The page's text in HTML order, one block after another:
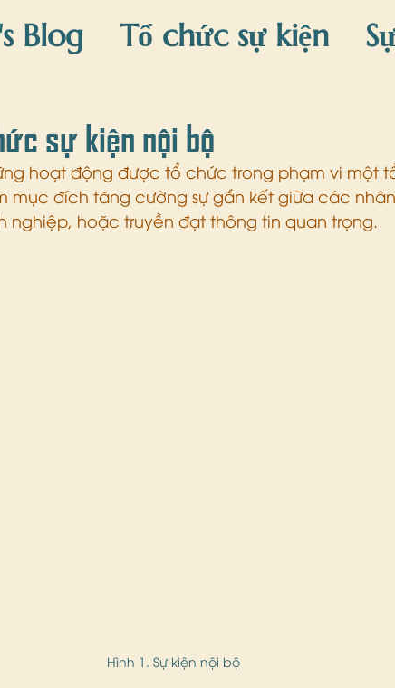
Blog Tổ chức sự kiện
sự kiện nội bộ
hoạt động được tổ chức trong phạm vi một
mục đích tăng cường sự gắn kết giữa các
nghiệp, hoặc truyền đạt thông tin quan trọng.
Hình 1. Sự kiện nội bộ